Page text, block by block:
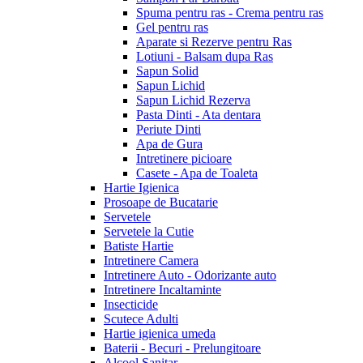
Spuma pentru ras - Crema pentru ras
Gel pentru ras
Aparate si Rezerve pentru Ras
Lotiuni - Balsam dupa Ras
Sapun Solid
Sapun Lichid
Sapun Lichid Rezerva
Pasta Dinti - Ata dentara
Periute Dinti
Apa de Gura
Intretinere picioare
Casete - Apa de Toaleta
Hartie Igienica
Prosoape de Bucatarie
Servetele
Servetele la Cutie
Batiste Hartie
Intretinere Camera
Intretinere Auto - Odorizante auto
Intretinere Incaltaminte
Insecticide
Scutece Adulti
Hartie igienica umeda
Baterii - Becuri - Prelungitoare